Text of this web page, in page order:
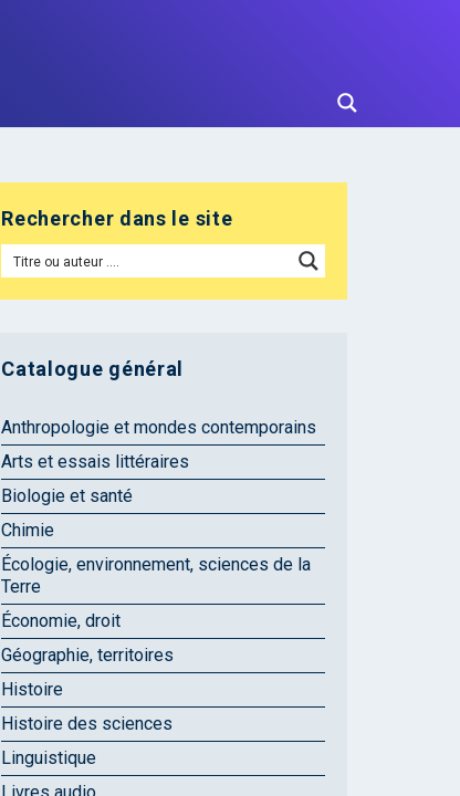
Rechercher dans le site
Catalogue général
Anthropologie et mondes contemporains
Arts et essais littéraires
Biologie et santé
Chimie
Écologie, environnement, sciences de la
Terre
Économie, droit
Géographie, territoires
Histoire
Histoire des sciences
Linguistique